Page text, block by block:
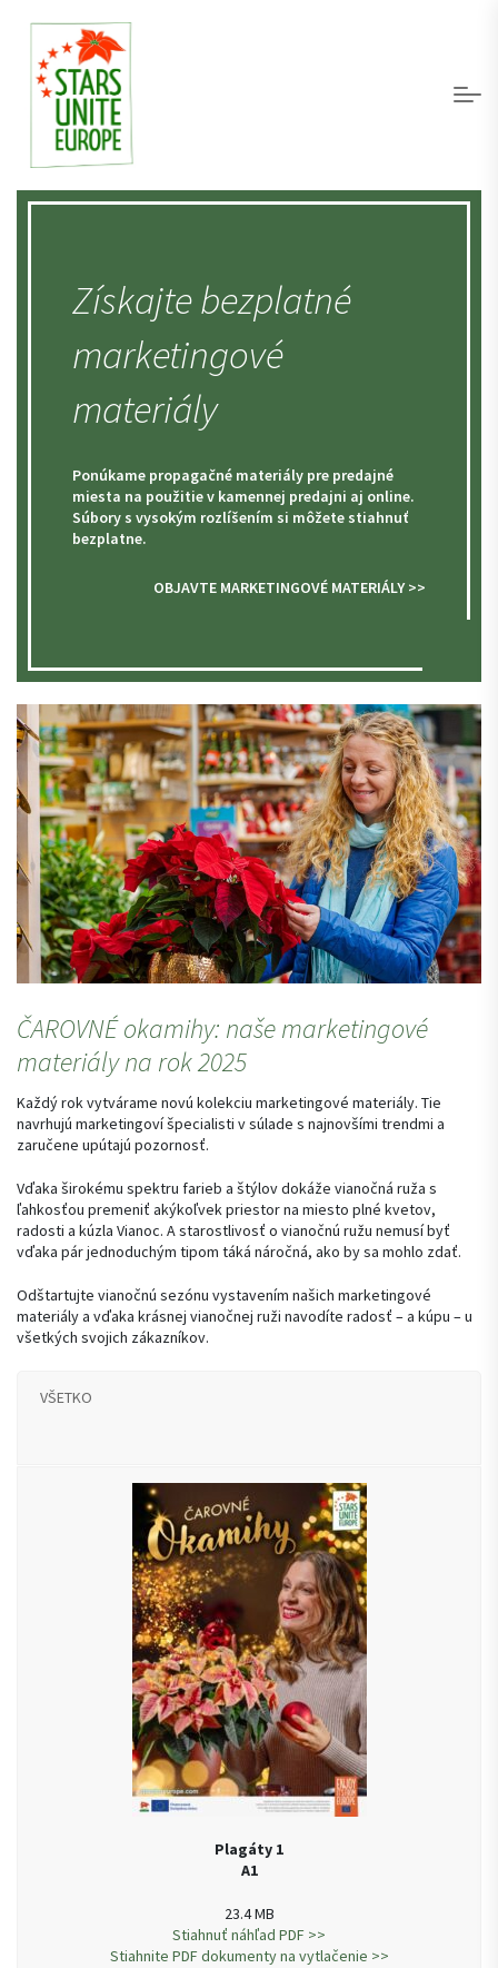
Získajte bezplatné
marketingové
materiály
Ponúkame propagačné materiály pre predajné
miesta na použitie v kamennej predajni aj online.
Súbory s vysokým rozlíšením si môžete stiahnuť
bezplatne.
OBJAVTE MARKETINGOVÉ MATERIÁLY >>
ČAROVNÉ okamihy: naše marketingové
materiály na rok 2025
Každý rok vytvárame novú kolekciu marketingové materiály. Tie
navrhujú marketingoví špecialisti v súlade s najnovšími trendmi a
zaručene upútajú pozornosť.
Vďaka širokému spektru farieb a štýlov dokáže vianočná ruža s
ľahkosťou premeniť akýkoľvek priestor na miesto plné kvetov,
radosti a kúzla Vianoc. A starostlivosť o vianočnú ružu nemusí byť
vďaka pár jednoduchým tipom táká náročná, ako by sa mohlo zdať.
Odštartujte vianočnú sezónu vystavením našich marketingové
materiály a vďaka krásnej vianočnej ruži navodíte radosť – a kúpu – u
všetkých svojich zákazníkov.
VŠETKO
Plagáty 1
A1
23.4 MB
Stiahnuť náhľad PDF >>
Stiahnite PDF dokumenty na vytlačenie >>